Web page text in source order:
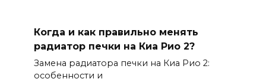
Когда и как правильно менять
радиатор печки на Киа Рио 2?
Замена радиатора печки на Киа Рио 2:
особенности и